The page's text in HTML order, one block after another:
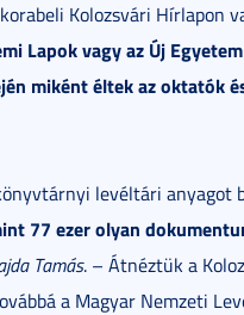
Kolozsvári Hírlapon
Lapok vagy az Új
miként éltek az oktatók
levéltári anyagot
77 ezer olyan
Tamás. – Átnéztük a
a Magyar Nemzeti